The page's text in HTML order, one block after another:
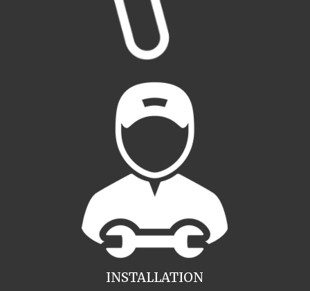
INSTALLATION